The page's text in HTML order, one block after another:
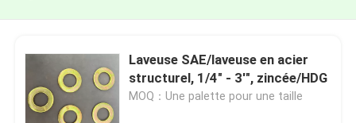
Laveuse SAE/laveuse en acier
structurel, 1/4" - 3'", zincée/HDG
MOQ：Une palette pour une taille